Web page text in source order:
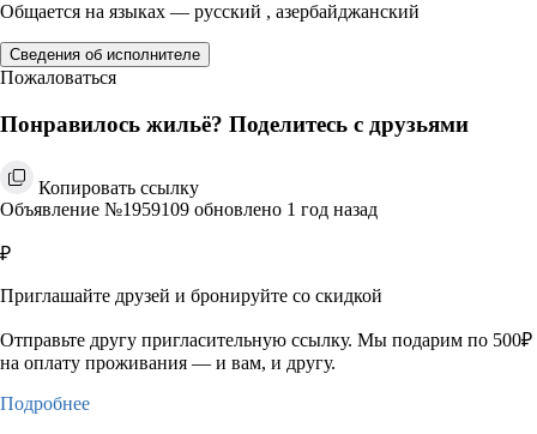
Общается на языках — русский , азербайджанский
Сведения об исполнителе
Пожаловаться
Понравилось жильё? Поделитесь с друзьями
Копировать ссылку
Объявление №1959109 обновлено 1 год назад
₽
Приглашайте друзей и бронируйте со скидкой
Отправьте другу пригласительную ссылку. Мы подарим по 500₽
на оплату проживания — и вам, и другу.
Подробнее